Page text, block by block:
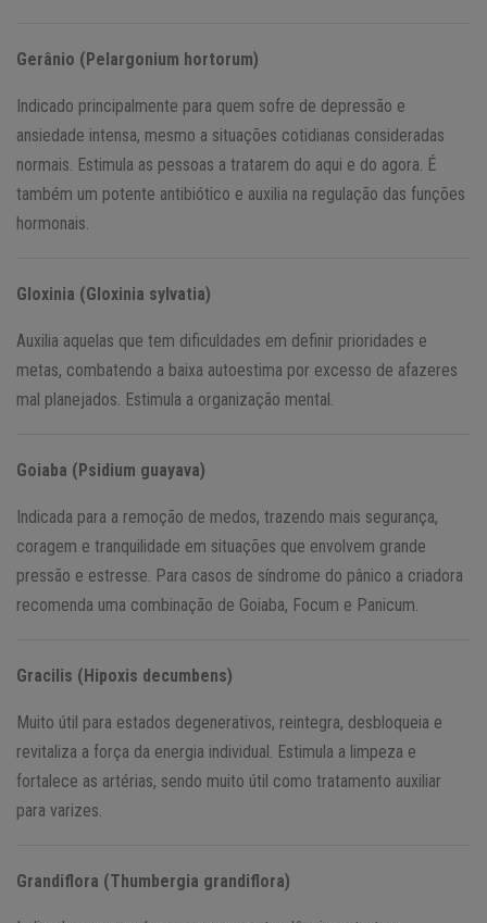
Gerânio (Pelargonium hortorum)
Indicado principalmente para quem sofre de depressão e
ansiedade intensa, mesmo a situações cotidianas consideradas
normais. Estimula as pessoas a tratarem do aqui e do agora. É
também um potente antibiótico e auxilia na regulação das funções
hormonais.
Gloxinia (Gloxinia sylvatia)
Auxilia aquelas que tem dificuldades em definir prioridades e
metas, combatendo a baixa autoestima por excesso de afazeres
mal planejados. Estimula a organização mental.
Goiaba (Psidium guayava)
Indicada para a remoção de medos, trazendo mais segurança,
coragem e tranquilidade em situações que envolvem grande
pressão e estresse. Para casos de síndrome do pânico a criadora
recomenda uma combinação de Goiaba, Focum e Panicum.
Gracilis (Hipoxis decumbens)
Muito útil para estados degenerativos, reintegra, desbloqueia e
revitaliza a força da energia individual. Estimula a limpeza e
fortalece as artérias, sendo muito útil como tratamento auxiliar
para varizes.
Grandiflora (Thumbergia grandiflora)